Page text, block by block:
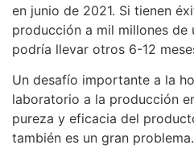
en junio de 2021. Si tienen
producción a mil millones de
podría llevar otros 6-12
Un desafío importante a la
laboratorio a la producción
pureza y eficacia del
también es un gran